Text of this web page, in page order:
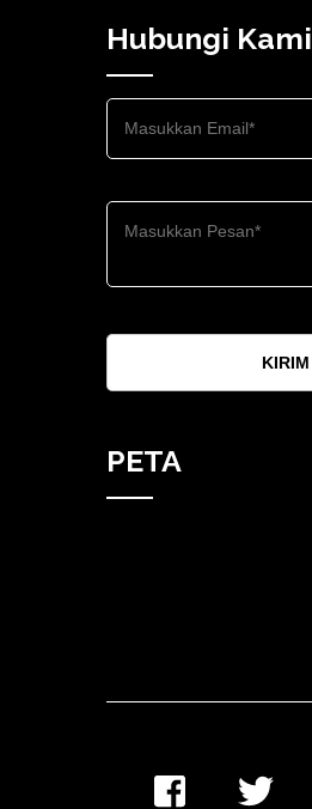
Hubungi Kami
KIRIM
PETA